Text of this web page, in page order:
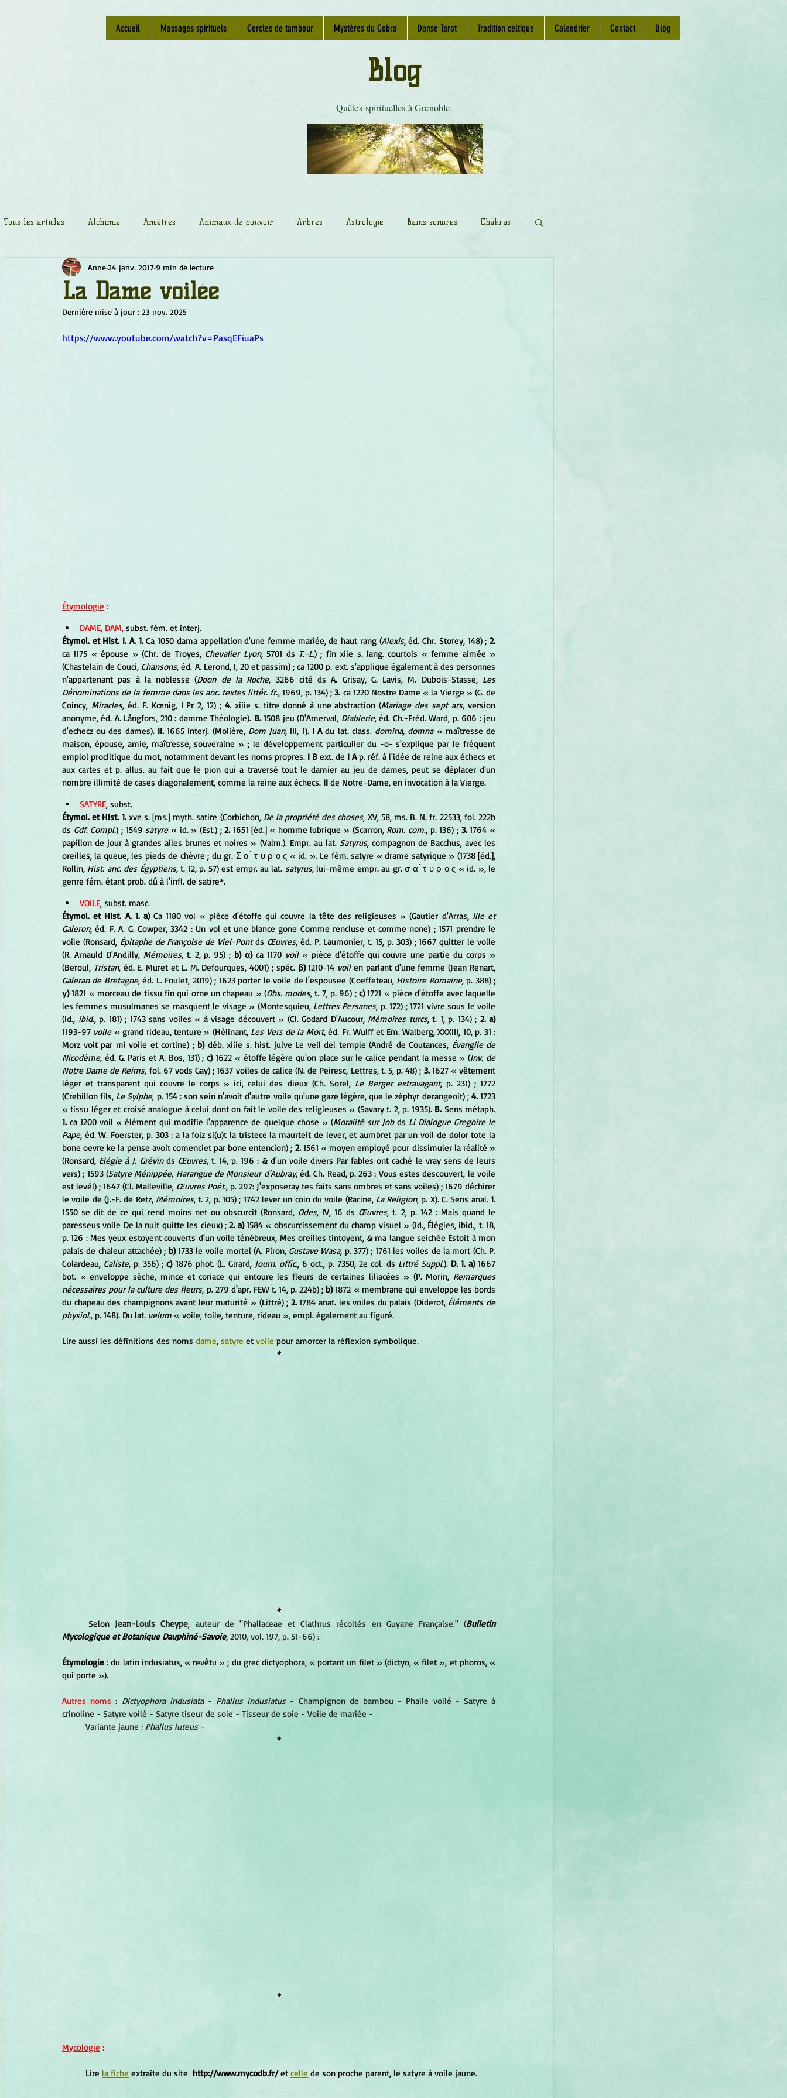
Accueil Massages spirituels Cercles de tambour Mystères du Cobra Danse Tarot Tradition celtique Calendrier Contact Blog
Quêtes spirituelles à Grenoble
Blog
Tous les articles Alchimie Ancêtres Animaux de pouvoir Arbres Astrologie Bains sonores Chakras
Chamanisme Champignons Conscience
Fleurs de Bach Géométrie sacrée
La Dame voilée
Anne24 janv. 2017 9 min de lecture
Dernière mise à jour : 23 nov. 2025
https://www.youtube.com/watch?v=PasqEFiuaPs
Étymologie :
DAME, DAM, subst. fém. et interj.
Étymol. et Hist. I. A. 1. Ca 1050 dama appellation d'une femme mariée, de haut rang (Alexis, éd. Chr. Storey, 148) ; 2.
ca 1175 « épouse » (Chr. de Troyes, Chevalier Lyon, 5701 ds T.-L.) ; fin xiie s. lang. courtois « femme aimée »
(Chastelain de Couci, Chansons, éd. A. Lerond, I, 20 et passim) ; ca 1200 p. ext. s'applique également à des personnes
n'appartenant pas à la noblesse (Doon de la Roche, 3266 cité ds A. Grisay, G. Lavis, M. Dubois-Stasse, Les
Dénominations de la femme dans les anc. textes littér. fr., 1969, p. 134) ; 3. ca 1220 Nostre Dame « la Vierge » (G. de
Coincy, Miracles, éd. F. Kœnig, I Pr 2, 12) ; 4. xiiie s. titre donné à une abstraction (Mariage des sept ars, version
anonyme, éd. A. Långfors, 210 : damme Théologie). B. 1508 jeu (D'Amerval, Diablerie, éd. Ch.-Fréd. Ward, p. 606 : jeu
d'echecz ou des dames). II. 1665 interj. (Molière, Dom Juan, III, 1). I A du lat. class. domina, domna « maîtresse de
maison, épouse, amie, maîtresse, souveraine » ; le développement particulier du -o- s'explique par le fréquent
emploi proclitique du mot, notamment devant les noms propres. I B ext. de I A p. réf. à l'idée de reine aux échecs et
aux cartes et p. allus. au fait que le pion qui a traversé tout le damier au jeu de dames, peut se déplacer d'un
nombre illimité de cases diagonalement, comme la reine aux échecs. II de Notre-Dame, en invocation à la Vierge.
SATYRE, subst.
Étymol. et Hist. 1. xve s. [ms.] myth. satire (Corbichon, De la propriété des choses, XV, 58, ms. B. N. fr. 22533, fol. 222b
ds Gdf. Compl.) ; 1549 satyre « id. » (Est.) ; 2. 1651 [éd.] « homme lubrique » (Scarron, Rom. com., p. 136) ; 3. 1764 «
papillon de jour à grandes ailes brunes et noires » (Valm.). Empr. au lat. Satyrus, compagnon de Bacchus, avec les
oreilles, la queue, les pieds de chèvre ; du gr. Σ α ́ τ υ ρ ο ς « id. ». Le fém. satyre « drame satyrique » (1738 [éd.],
Rollin, Hist. anc. des Égyptiens, t. 12, p. 57) est empr. au lat. satyrus, lui-même empr. au gr. σ α ́ τ υ ρ ο ς « id. », le
genre fém. étant prob. dû à l'infl. de satire*.
VOILE, subst. masc.
Étymol. et Hist. A. 1. a) Ca 1180 vol « pièce d'étoffe qui couvre la tête des religieuses » (Gautier d'Arras, Ille et
Galeron, éd. F. A. G. Cowper, 3342 : Un vol et une blance gone Comme rencluse et comme none) ; 1571 prendre le
voile (Ronsard, Épitaphe de Françoise de Viel-Pont ds Œuvres, éd. P. Laumonier, t. 15, p. 303) ; 1667 quitter le voile
(R. Arnauld D'Andilly, Mémoires, t. 2, p. 95) ; b) α) ca 1170 voil « pièce d'étoffe qui couvre une partie du corps »
(Beroul, Tristan, éd. E. Muret et L. M. Defourques, 4001) ; spéc. β) 1210-14 voil
Galeran de Bretagne, éd. L. Foulet, 2019) ; 1623 porter le voile de l'espousee (Coeffeteau, Histoire Romaine,
γ) 1821 « morceau de tissu fin qui orne un chapeau » (Obs. modes, t. 7, p. 96) ; c) 1721 « pièce d'étoffe avec laquelle
les femmes musulmanes se masquent le visage » (Montesquieu, Lettres Persanes, p. 172) ; 1721 vivre sous le voile
(Id., ibid., p. 181) ; 1743 sans voiles « à visage découvert » (Cl. Godard D'Aucour, Mémoires turcs, t. 1, p. 134) ; 2. a)
1193-97 voile « grand rideau, tenture » (Hélinant, Les Vers de la Mort, éd. Fr. Wulff et Em. Walberg, XXXIII, 10, p. 31 :
Morz voit par mi voile et cortine) ; b) déb. xiiie s. hist. juive Le veil del temple (André de Coutances, Évangile de
Nicodème, éd. G. Paris et A. Bos, 131) ; c) 1622 « étoffe légère qu'on place sur le calice pendant la messe » (Inv. de
Notre Dame de Reims, fol. 67 vods Gay) ; 1637 voiles de calice (N. de Peiresc, Lettres, t. 5, p. 48) ; 3. 1627 « vêtement
léger et transparent qui couvre le corps » ici, celui des dieux (Ch. Sorel, Le Berger extravagant, p. 231) ; 1772
(Crebillon fils, Le Sylphe, p. 154 : son sein n'avoit d'autre voile qu'une gaze légère, que le zéphyr derangeoit) ; 4. 1723
« tissu léger et croisé analogue à celui dont on fait le voile des religieuses » (Savary t. 2, p. 1935). B.
1. ca 1200 voil « élément qui modifie l'apparence de quelque chose » (Moralité sur Job ds Li Dialogue Gregoire le
Pape, éd. W. Foerster, p. 303 : a la foiz si(u)t la tristece la maurteit de lever, et aumbret par un voil de dolor tote la
bone oevre ke la pense avoit comenciet par bone entencion) ; 2. 1561 « moyen employé pour dissimuler la réalité »
(Ronsard, Elégie à J. Grévin ds Œuvres, t. 14, p. 196 : & d'un voile divers Par fables ont caché le vray sens de leurs
vers) ; 1593 (Satyre Ménippée, Harangue de Monsieur d'Aubray, éd. Ch. Read, p. 263 : Vous estes descouvert, le voile
est levé!) ; 1647 (Cl. Malleville, Œuvres Poét., p. 297: J'exposeray tes faits sans ombres et sans voiles) ; 1679 déchirer
le voile de (J.-F. de Retz, Mémoires, t. 2, p. 105) ; 1742 lever un coin du voile (Racine, La Religion, p. X). C. Sens anal. 1.
1550 se dit de ce qui rend moins net ou obscurcit (Ronsard, Odes, IV, 16 ds Œuvres, t. 2, p. 142 : Mais quand le
paresseus voile De la nuit quitte les cieux) ; 2. a) 1584 « obscurcissement du champ visuel » (Id., Élégies, ibid., t. 18,
p. 126 : Mes yeux estoyent couverts d'un voile ténébreux, Mes oreilles tintoyent, & ma langue seichée Estoit à mon
palais de chaleur attachée) ; b) 1733 le voile mortel (A. Piron, Gustave Wasa, p. 377) ; 1761 les voiles de la mort (Ch. P.
Colardeau, Caliste, p. 356) ; c) 1876 phot. (L. Girard, Journ. offic., 6 oct., p. 7350, 2e col. ds Littré Suppl.). D. 1. a) 1667
bot. « enveloppe sèche, mince et coriace qui entoure les fleurs de certaines liliacées » (P. Morin, Remarques
nécessaires pour la culture des fleurs, p. 279 d'apr. FEW t. 14, p. 224b) ; b) 1872 « membrane qui enveloppe les bords
du chapeau des champignons avant leur maturité » (Littré) ; 2. 1784 anat. les voiles du palais (Diderot, Éléments de
physiol., p. 148). Du lat. velum « voile, toile, tenture, rideau », empl. également au figuré.
Lire aussi les définitions des noms dame, satyre et voile pour amorcer la réflexion symbolique.
*
*
	Selon
Jean-Louis Cheype, auteur de "Phallaceae et Clathrus récoltés en Guyane Française." (Bulletin
Mycologique et Botanique Dauphiné-Savoie, 2010, vol. 197, p. 51-66) :
Étymologie : du latin indusiatus, « revêtu » ; du grec dictyophora, « portant un filet » (dictyo, « filet », et phoros, «
qui porte »).
Autres noms : Dictyophora indusiata - Phallus indusiatus - Champignon de bambou - Phalle voilé - Satyre à
crinoline - Satyre voilé - Satyre tiseur de soie - Tisseur de soie - Voile de mariée -
Variante jaune : Phallus luteus -
*
*
Mycologie :
	Lire
la fiche extraite du site http://www.mycodb.fr/ et celle de son proche parent, le satyre à voile jaune.